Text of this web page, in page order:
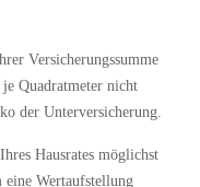
Versicherungssumme
Quadratmeter nicht
der Unterversicherung.
Hausrates möglichst
Wertaufstellung